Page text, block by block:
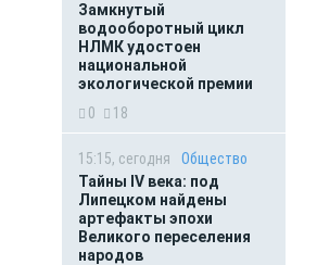
Замкнутый
водооборотный цикл
НЛМК удостоен
национальной
экологической премии
0
18
15:15, сегодня
Общество
Тайны IV века: под
Липецком найдены
артефакты эпохи
Великого переселения
народов